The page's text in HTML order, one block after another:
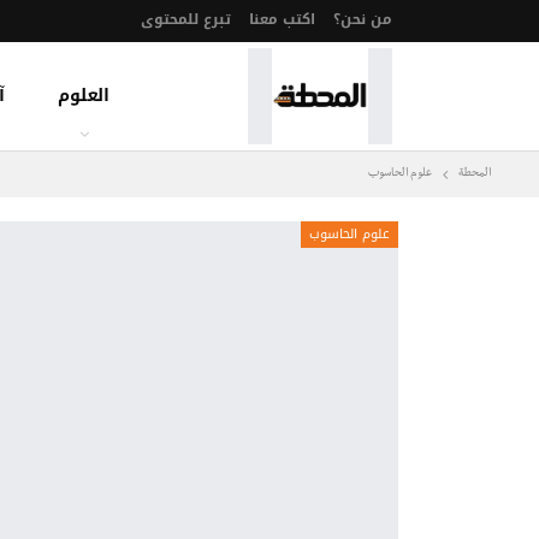
من نحن؟ اكتب معنا تبرع للمحتوى
العلوم
المحطة علوم الحاسوب
علوم الحاسوب